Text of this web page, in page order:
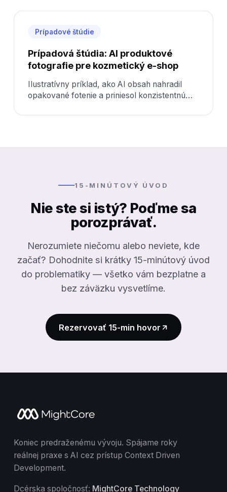
Prípadové štúdie
Prípadová štúdia: AI produktové
fotografie pre kozmetický e-shop
Ilustratívny príklad, ako AI obsah nahradil
opakované fotenie a priniesol konzistentnú
15-MINÚTOVÝ ÚVOD
Nie ste si istý? Poďme sa
porozprávať.
Nerozumiete niečomu alebo neviete, kde
začať? Dohodnite si krátky 15-minútový úvod
do problematiky — všetko vám bezplatne a
bez záväzku vysvetlíme.
Rezervovať 15-min hovor
Koniec predraženému vývoju. Spájame roky
reálnej praxe s AI cez prístup Context Driven
Development.
Dcérska spoločnosť: MightCore Technology